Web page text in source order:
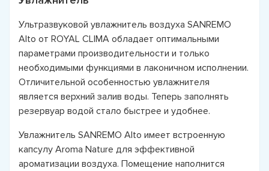
Ультразвуковой увлажнитель воздуха SANREMO
Alto от ROYAL CLIMA обладает оптимальными
параметрами производительности и только
необходимыми функциями в лаконичном исполнении.
Отличительной особенностью увлажнителя
является верхний залив воды. Теперь заполнять
резервуар водой стало быстрее и удобнее.
Увлажнитель SANREMO Alto имеет встроенную
капсулу Aroma Nature для эффективной
ароматизации воздуха. Помещение наполнится